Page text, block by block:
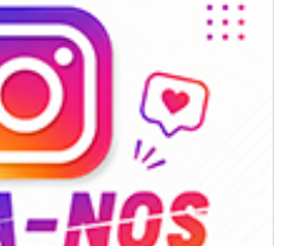
e vendas ao InspiraBQ, em